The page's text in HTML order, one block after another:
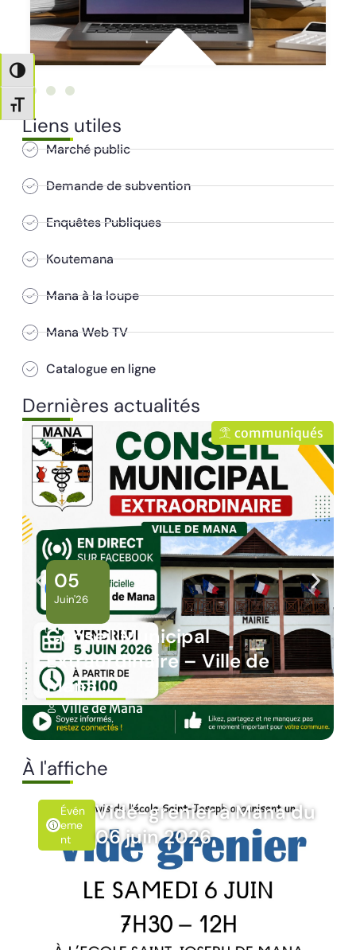
Passer en contraste élevé
Changer la taille de la police
Liens utiles
Marché public
Demande de subvention
Enquêtes Publiques
Koutemana
Mana à la loupe
Mana Web TV
Catalogue en ligne
Dernières actualités
02
Juin'26
Panne des réseaux Orange
sur le territoire de Mana
Ville de Mana
À l'affiche
à Mana du
Évén
Emen
T
Rando’Nat
10 juin 2026